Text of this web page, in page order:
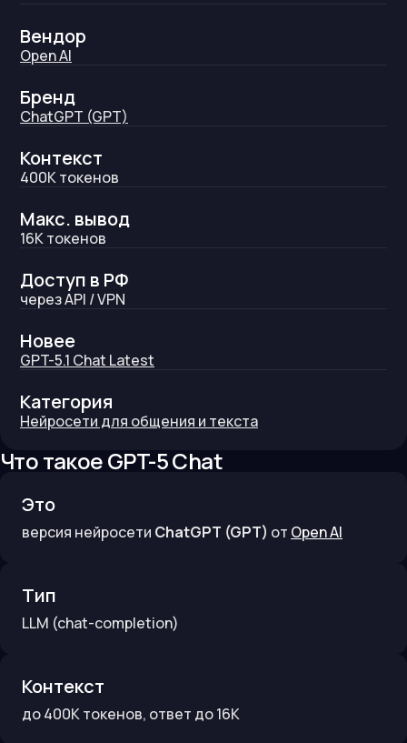
Вендор
Open AI
Бренд
ChatGPT (GPT)
Контекст
400Kтокенов
Макс. вывод
16Kтокенов
Доступ в РФ
через API / VPN
Новее
GPT-5.1 Chat Latest
Категория
Нейросети для общения и текста
Что такоеGPT-5 Chat
Это
версия нейросети ChatGPT (GPT) от Open AI
Тип
LLM (chat-completion)
Контекст
до400Kтокенов, ответ до 16K